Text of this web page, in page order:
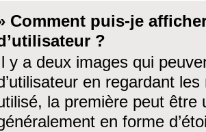
Comment puis-je
?
y a deux images qui
en regardant
la première peut être
en forme